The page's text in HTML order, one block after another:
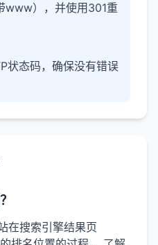
www），并使用301重
状态码，确保没有错误
在搜索引擎结果页